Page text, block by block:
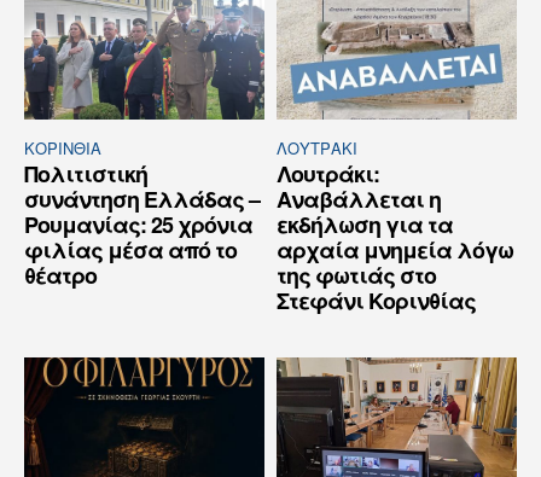
ΚΟΡΙΝΘΊΑ
Πολιτιστική
συνάντηση Ελλάδας –
Ρουμανίας: 25 χρόνια
φιλίας μέσα από το
θέατρο
ΛΟΥΤΡΆΚΙ
Λουτράκι:
Αναβάλλεται η
εκδήλωση για τα
αρχαία μνημεία λόγω
της φωτιάς στο
Στεφάνι Κορινθίας